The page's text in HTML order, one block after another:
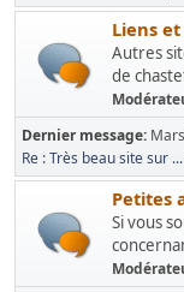
Liens
Autres
de
Dernier message:
Re : Très beau site sur ...
Petites
Si vous